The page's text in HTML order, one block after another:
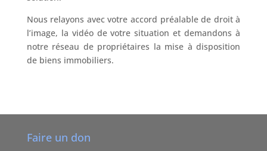
Nous relayons avec votre accord préalable de droit à
l’image, la vidéo de votre situation et demandons à
notre réseau de propriétaires la mise à disposition
de biens immobiliers.
Faire un don